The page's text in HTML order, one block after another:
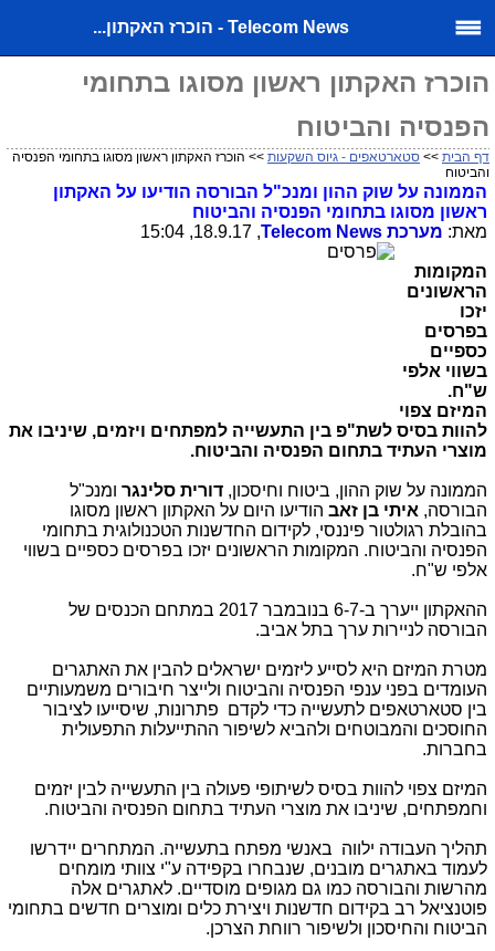
Telecom News - הוכרז האקתון...
הוכרז האקתון ראשון מסוגו בתחומי
הפנסיה והביטוח
דף הבית >> סטארטאפים - גיוס השקעות >> הוכרז האקתון ראשון מסוגו בתחומי הפנסיה
והביטוח
הממונה על שוק ההון ומנכ"ל הבורסה הודיעו על האקתון
ראשון מסוגו בתחומי הפנסיה והביטוח
מאת: מערכת Telecom News
, 18.9.17, 15:04
המקומות
הראשונים
יזכו
בפרסים
כספיים
בשווי אלפי
ש"ח.
המיזם צפוי
להוות בסיס לשת"פ בין התעשייה למפתחים ויזמים, שיניבו את
מוצרי העתיד בתחום הפנסיה והביטוח.
הממונה על שוק ההון, ביטוח וחיסכון, דורית סלינגר ומנכ"ל
הבורסה, איתי בן זאב הודיעו היום על האקתון ראשון מסוגו
בהובלת רגולטור פיננסי, לקידום החדשנות הטכנולוגית בתחומי
הפנסיה והביטוח. המקומות הראשונים יזכו בפרסים כספיים בשווי
אלפי ש"ח.
ההאקתון ייערך ב-6-7 בנובמבר 2017 במתחם הכנסים של
הבורסה לניירות ערך בתל אביב.
מטרת המיזם היא לסייע ליזמים ישראלים להבין את האתגרים
העומדים בפני ענפי הפנסיה והביטוח ולייצר חיבורים משמעותיים
בין סטארטאפים לתעשייה כדי לקדם פתרונות, שיסייעו לציבור
החוסכים והמבוטחים ולהביא לשיפור ההתייעלות התפעולית
בחברות.
המיזם צפוי להוות בסיס לשיתופי פעולה בין התעשייה לבין יזמים
וחמפתחים, שיניבו את מוצרי העתיד בתחום הפנסיה והביטוח.
תהליך העבודה ילווה באנשי מפתח בתעשייה. המתחרים יידרשו
לעמוד באתגרים מובנים, שנבחרו בקפידה ע"י צוותי מומחים
מהרשות והבורסה כמו גם מגופים מוסדיים. לאתגרים אלה
פוטנציאל רב בקידום חדשנות ויצירת כלים ומוצרים חדשים בתחומי
הביטוח והחיסכון ולשיפור רווחת הצרכן.